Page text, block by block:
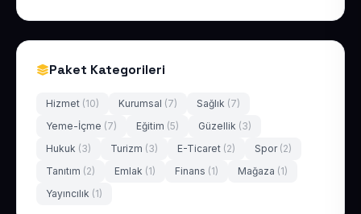
Paket Kategorileri
Hizmet (10) Kurumsal (7) Sağlık (7)
Yeme-İçme (7) Eğitim (5) Güzellik (3)
Hukuk (3) Turizm (3) E-Ticaret (2) Spor (2)
Tanıtım (2) Emlak (1) Finans (1) Mağaza (1)
Yayıncılık (1)